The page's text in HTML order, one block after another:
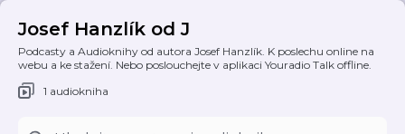
Josef Hanzlík od J
Podcasty a Audioknihy od autora Josef Hanzlík. K poslechu online na
webu a ke stažení. Nebo poslouchejte v aplikaci Youradio Talk offline.
1 audiokniha